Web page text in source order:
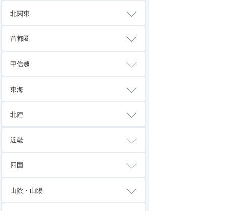
北関東
首都圏
甲信越
東海
北陸
近畿
四国
山陰・山陽